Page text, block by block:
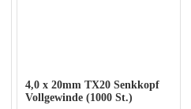
4,0 x 20mm TX20 Senkkopf
Vollgewinde (1000 St.)